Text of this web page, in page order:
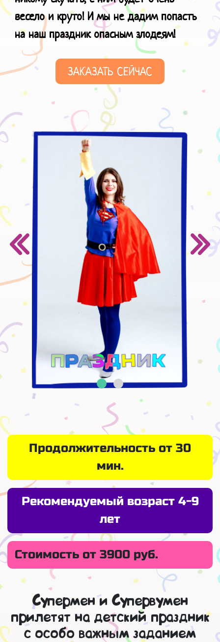
весело и круто!И мы не дадим попасть
на наш праздник опасным злодеям!
ЗАКАЗАТЬ СЕЙЧАС
Продолжительность от 30
мин.
Рекомендуемый возраст 4-9
лет
Стоимость от 3900 руб.
Супермен и Супервумен
прилетят на детский праздник
с особо важным заданием